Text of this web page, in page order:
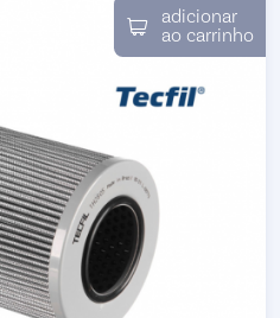
adicionar
ao carrinho